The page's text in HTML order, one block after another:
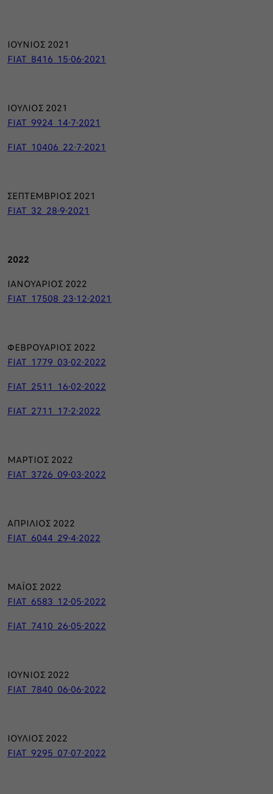
ΙΟΥΝΙΟΣ 2021
FIAT_8416_15-06-2021
ΙΟΥΛΙΟΣ 2021
FIAT_9924_14-7-2021
FIAT_10406_22-7-2021
ΣΕΠΤΕΜΒΡΙΟΣ 2021
FIAT_32_28-9-2021
2022
ΙΑΝΟΥΑΡΙΟΣ 2022
FIAT_17508_23-12-2021
ΦΕΒΡΟΥΑΡΙΟΣ 2022
FIAT_1779_03-02-2022
FIAT_2511_16-02-2022
FIAT_2711_17-2-2022
ΜΑΡΤΙΟΣ 2022
FIAT_3726_09-03-2022
ΑΠΡΙΛΙΟΣ 2022
FIAT_6044_29-4-2022
ΜΑΪΟΣ 2022
FIAT_6583_12-05-2022
FIAT_7410_26-05-2022
ΙΟΥΝΙΟΣ 2022
FIAT_7840_06-06-2022
ΙΟΥΛΙΟΣ 2022
FIAT_9295_07-07-2022